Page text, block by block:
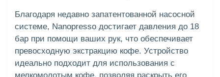
Благодаря недавно запатентованной насосной
системе, Nanopresso достигает давления до 18
бар при помощи ваших рук, что обеспечивает
превосходную экстракцию кофе. Устройство
идеально подходит для использования с